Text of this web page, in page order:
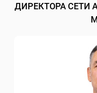
ДИРЕКТОРА СЕТИ